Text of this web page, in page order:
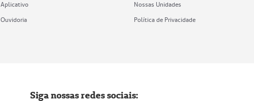
Aplicativo
Ouvidoria
Nossas Unidades
Política de Privacidade
Siga nossas redes sociais: